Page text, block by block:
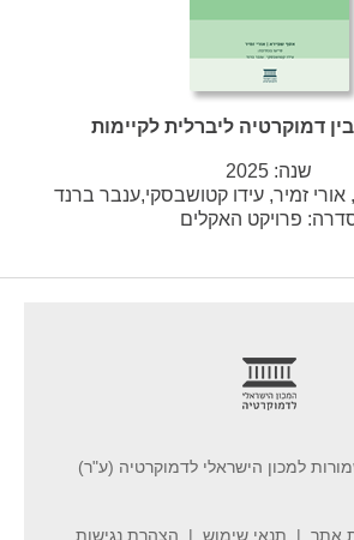
דמוקרטיה ליברלית לקיימות
שנה: 2025
זמיר, עידו קטושבסקי,ענבר ברנד
פרויקט האקלים
למכון הישראלי לדמוקרטיה (ע"ר)
אתר תנאי שימוש הצהרת נגישות